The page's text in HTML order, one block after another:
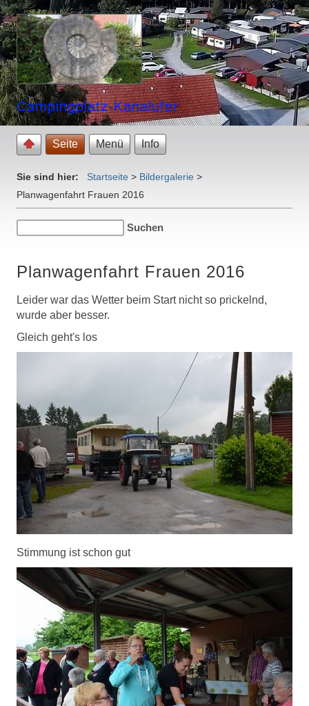
Campingplatz-Kanalufer
Seite Menü Info
Sie sind hier: Startseite > Bildergalerie >
Planwagenfahrt Frauen 2016
Planwagenfahrt Frauen 2016
Leider war das Wetter beim Start nicht so prickelnd,
wurde aber besser.
Gleich geht's los
Stimmung ist schon gut